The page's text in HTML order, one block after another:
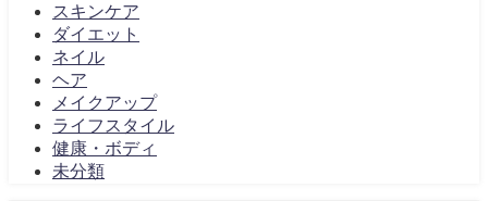
スキンケア
ダイエット
ネイル
ヘア
メイクアップ
ライフスタイル
健康・ボディ
未分類